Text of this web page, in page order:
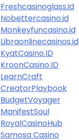
Freshcasinoglass.id
Nobettercasino.id
Monkeyfuncasino.id
Libraonlinecasinos.id
KyatCasino.ID
KroonCasino.ID
LearnCraft
CreatorPlaybook
BudgetVoyager
ManifestSoul
RoyalCasinoHub
Samosa Casino